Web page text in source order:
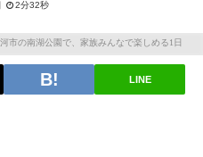
2分32秒
LINE